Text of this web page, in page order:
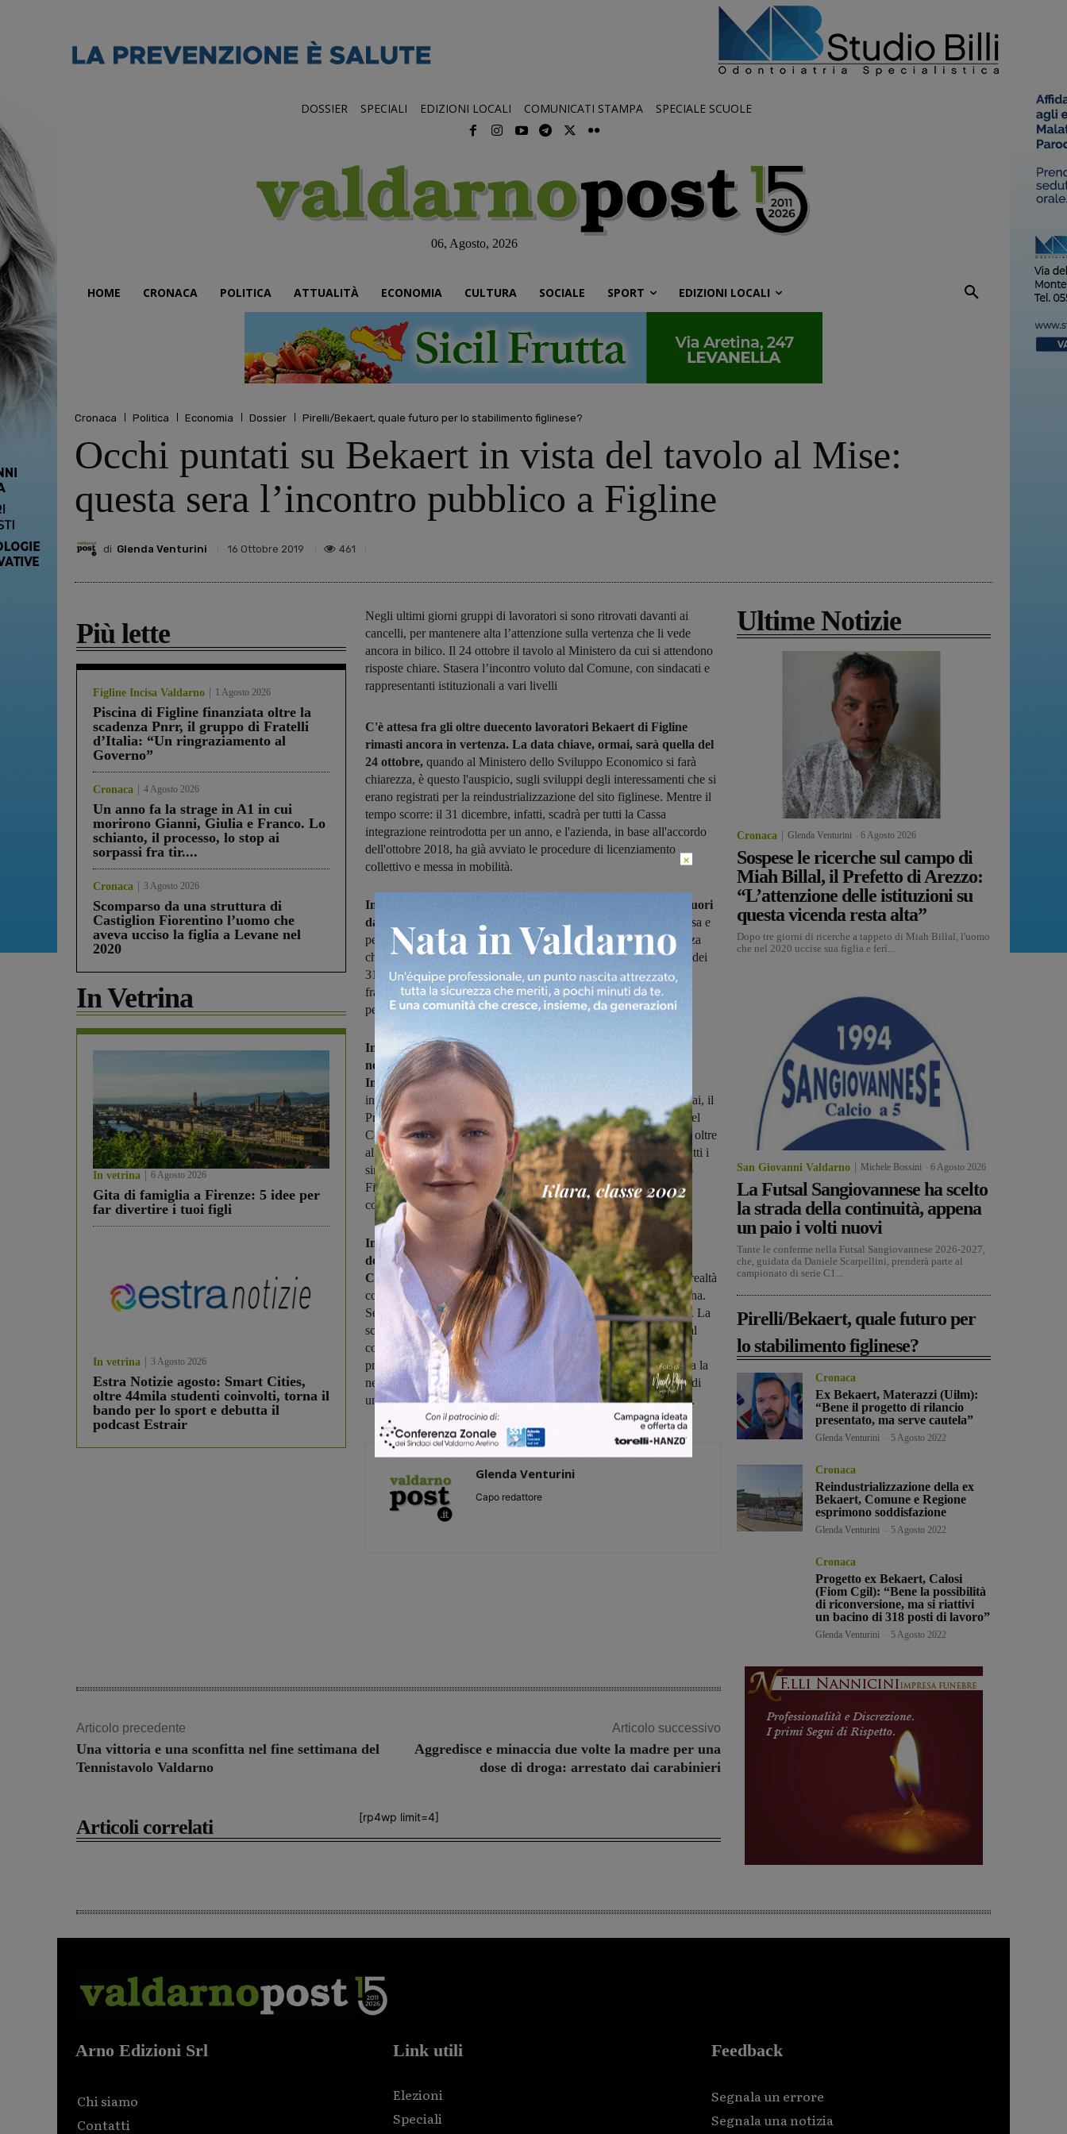
DOSSIER SPECIALI EDIZIONI LOCALI COMUNICATI STAMPA SPECIALE SCUOLE
06, Agosto, 2026
HOME CRONACA POLITICA ATTUALITÀ ECONOMIA CULTURA SOCIALE SPORT EDIZIONI LOCALI
Cronaca Politica Economia Dossier Pirelli/Bekaert, quale futuro per lo stabilimento figlinese?
Occhi puntati su Bekaert in vista del tavolo al Mise:
questa sera l’incontro pubblico a Figline
di Glenda Venturini 16 Ottobre 2019 461
Più lette
Figline Incisa Valdarno 1 Agosto 2026
Piscina di Figline finanziata oltre la
scadenza Pnrr, il gruppo di Fratelli
d’Italia: “Un ringraziamento al
Governo”
Cronaca 4 Agosto 2026
Un anno fa la strage in A1 in cui
morirono Gianni, Giulia e Franco. Lo
schianto, il processo, lo stop ai
sorpassi fra tir....
Cronaca 3 Agosto 2026
Scomparso da una struttura di
Castiglion Fiorentino l’uomo che
aveva ucciso la figlia a Levane nel
2020
In Vetrina
In vetrina 6 Agosto 2026
Gita di famiglia a Firenze: 5 idee per
far divertire i tuoi figli
In vetrina 3 Agosto 2026
Estra Notizie agosto: Smart Cities,
oltre 44mila studenti coinvolti, torna il
bando per lo sport e debutta il
podcast Estrair
Negli ultimi giorni gruppi di lavoratori si sono ritrovati davanti ai
cancelli, per mantenere alta l’attenzione sulla vertenza che li vede
ancora in bilico. Il 24 ottobre il tavolo al Ministero da cui si attendono
risposte chiare. Stasera l’incontro voluto dal Comune, con sindacati e
rappresentanti istituzionali a vari livelli
C'è attesa fra gli oltre duecento lavoratori Bekaert di Figline
rimasti ancora in vertenza. La data chiave, ormai, sarà quella del
24 ottobre, quando al Ministero dello Sviluppo Economico si farà
chiarezza, è questo l'auspicio, sugli sviluppi degli interessamenti che si
erano registrati per la reindustrializzazione del sito figlinese. Mentre il
tempo scorre: il 31 dicembre, infatti, scadrà per tutti la Cassa
integrazione reintrodotta per un anno, e l'azienda, in base all'accordo
dell'ottobre 2018, ha già avviato le procedure di licenziamento
collettivo e messa in mobilità.
In questi giorni gruppi di lavoratori si sono ritrovati ancora fuori
dai cancelli della Bekaert.
Un modo per affrontare insieme l'attesa e
per mantenere sempre alta l'attenzione nei confronti di una vertenza
che, fin dall'inizio, ha visto l'intera comunità compatta a sostegno dei
318 dipendenti, una parte dei quali (circa un centinaio) ha nel
frattempo trovato un nuovo lavoro oppure ha raggiunto il
pensionamento.
Intanto questa sera si parlerà ancora del caso Bekaert,
nell'incontro pubblico voluto dal comune di Figline e
Incisa:l’appuntamento è alle 21 al Cinema Nuovo di Figline, e
interverranno le organizzazioni sindacali, la Sindaca Giulia Mugnai, il
Presidente della Regione Toscana, Enrico Rossi, e i capigruppo del
Consiglio Comunale di Figline e Incisa. Nell'elenco degli invitati, oltre
al Ministro dello Sviluppo economico Patuanelli, ci sono anche tutti i
sindaci della Città metropolitana di Firenze, i sindaci del Valdarno
Fiorentino e Aretino, tutti i consiglieri regionali e tutti i consiglieri
comunali di Figline e Incisa.
In queste ore è arrivata la conferma della presenza da parte
dei consiglieri regionali del Partito Democratico Fiammetta
Capirossi e Simone Tartaro:"Non possiamo accettare che una realtà
così fondamentale per il Valdarno scompaia con un colpo di spugna.
Seguiamo questa vicenda dall’inizio insieme alla giunta regionale. La
scorsa settimana in seconda commissione consiliare, presieduta dal
collega Gianni Anselmi, abbiamo ascoltato i lavoratori. La nostra
presenza stasera all’incontro di Figline testimonia ancora una volta la
necessità di non arretrare di un millimetro a tutela dei lavoratori e di
una realtà produttiva cruciale per l’economia del nostro territorio".
Glenda Venturini
Capo redattore
Articolo precedente
Una vittoria e una sconfitta nel fine settimana del
Tennistavolo Valdarno
Articolo successivo
Aggredisce e minaccia due volte la madre per una
dose di droga: arrestato dai carabinieri
[rp4wp limit=4]
Articoli correlati
Ultime Notizie
Cronaca Glenda Venturini 6 Agosto 2026
Sospese le ricerche sul campo di
Miah Billal, il Prefetto di Arezzo:
“L’attenzione delle istituzioni su
questa vicenda resta alta”
Dopo tre giorni di ricerche a tappeto di Miah Billal, l'uomo
che nel 2020 uccise sua figlia e ferì...
San Giovanni Valdarno Michele Bossini 6 Agosto 2026
La Futsal Sangiovannese ha scelto
la strada della continuità, appena
un paio i volti nuovi
Tante le conferme nella Futsal Sangiovannese 2026-2027,
che, guidata da Daniele Scarpellini, prenderà parte al
campionato di serie C1...
Pirelli/Bekaert, quale futuro per
lo stabilimento figlinese?
Cronaca
Ex Bekaert, Materazzi (Uilm):
“Bene il progetto di rilancio
presentato, ma serve cautela”
Glenda Venturini 5 Agosto 2022
Cronaca
Reindustrializzazione della ex
Bekaert, Comune e Regione
esprimono soddisfazione
Glenda Venturini 5 Agosto 2022
Cronaca
Progetto ex Bekaert, Calosi
(Fiom Cgil): “Bene la possibilità
di riconversione, ma si riattivi
un bacino di 318 posti di lavoro”
Glenda Venturini 5 Agosto 2022
Arno Edizioni Srl
Chi siamo
Contatti
Link utili
Elezioni
Speciali
Feedback
Segnala un errore
Segnala una notizia
×